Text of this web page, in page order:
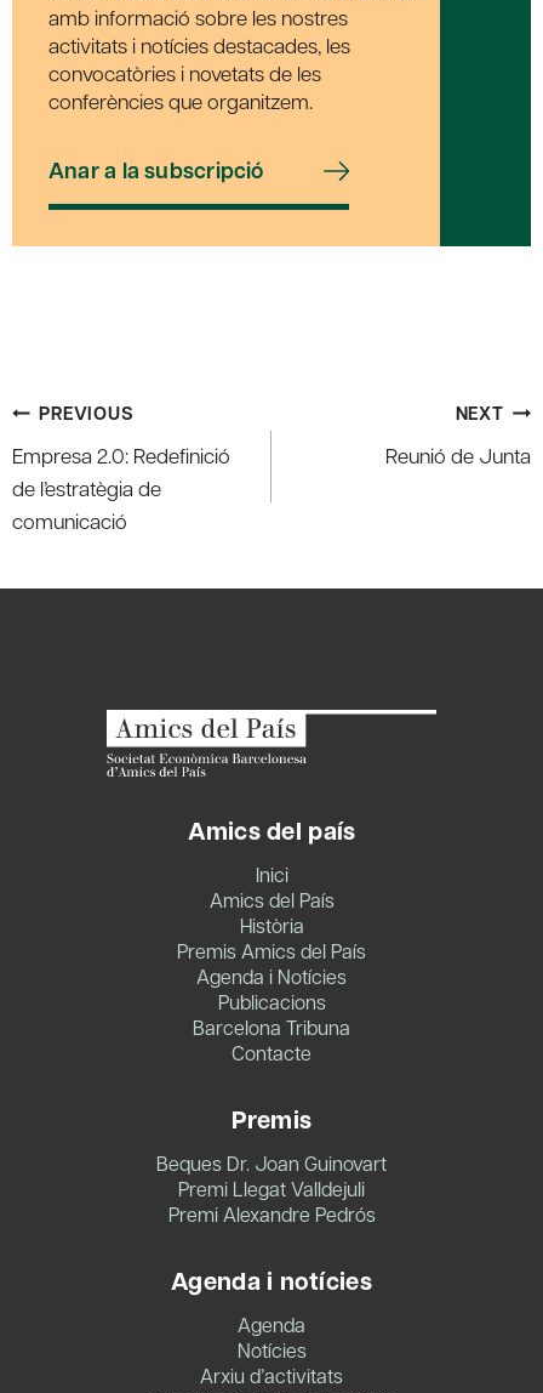
amb informació sobre les nostres
activitats i notícies destacades, les
convocatòries i novetats de les
conferències que organitzem.
Anar a la subscripció
Post
navigation
PREVIOUS
Empresa 2.0: Redefinició
de l’estratègia de
comunicació
NEXT
Reunió de Junta
Amics del país
Inici
Amics del País
Història
Premis Amics del País
Agenda i Notícies
Publicacions
Barcelona Tribuna
Contacte
Premis
Beques Dr. Joan Guinovart
Premi Llegat Valldejuli
Premi Alexandre Pedrós
Agenda i notícies
Agenda
Notícies
Arxiu d’activitats